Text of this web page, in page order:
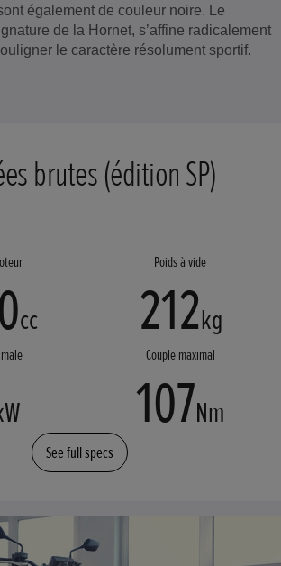
également de couleur noire. Le
de la Hornet, s’affine radicalement
le caractère résolument sportif.
brutes (édition SP)
cc
Poids à vide
212kg
Couple maximal
107Nm
See full specs